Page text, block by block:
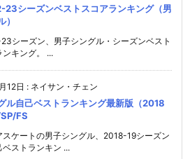
23シーズンベストスコアランキング（男
シーズン、男子シングル・シーズンベスト
ンキング。 ...
12日 : ネイサン・チェン
ル自己ベストランキング最新版（2018
FS
スケートの男子シングル、2018-19シーズン
ベストランキン ...